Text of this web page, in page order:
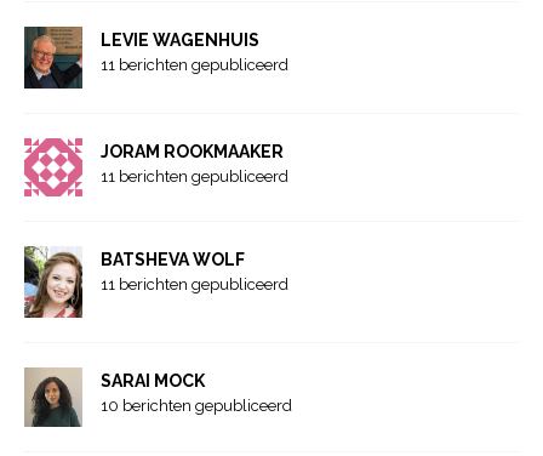
LEVIE WAGENHUIS
11 berichten gepubliceerd
JORAM ROOKMAAKER
11 berichten gepubliceerd
BATSHEVA WOLF
11 berichten gepubliceerd
SARAI MOCK
10 berichten gepubliceerd